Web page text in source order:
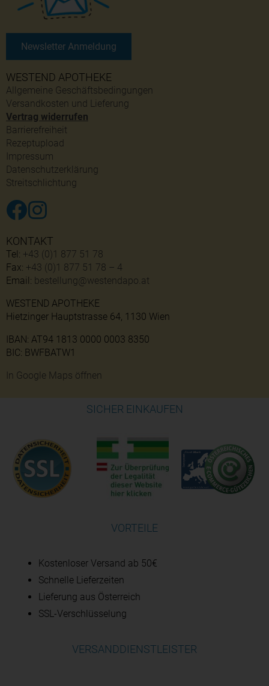
WESTEND APOTHEKE
Allgemeine Geschäftsbedingungen
Versandkosten und Lieferung
Vertrag widerrufen
Barrierefreiheit
Rezeptupload
Impressum
Datenschutzerklärung
Streitschlichtung
Newsletter Anmeldung
KONTAKT
Tel: +43 (0)1 877 51 78
Fax: +43 (0)1 877 51 78 – 4
Email: bestellung@westendapo.at
WESTEND APOTHEKE
Hietzinger Hauptstrasse 64, 1130 Wien
IBAN: AT94 1813 0000 0003 8350
BIC: BWFBATW1
In Google Maps öffnen
SICHER EINKAUFEN
VORTEILE
Kostenloser Versand ab 50€
Schnelle Lieferzeiten
Lieferung aus Österreich
SSL-Verschlüsselung
VERSANDDIENSTLEISTER